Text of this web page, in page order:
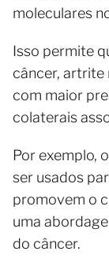
moleculares
Isso permite
câncer, artrite
com maior
colaterais
Por exemplo,
ser usados
promovem o
uma
do câncer.